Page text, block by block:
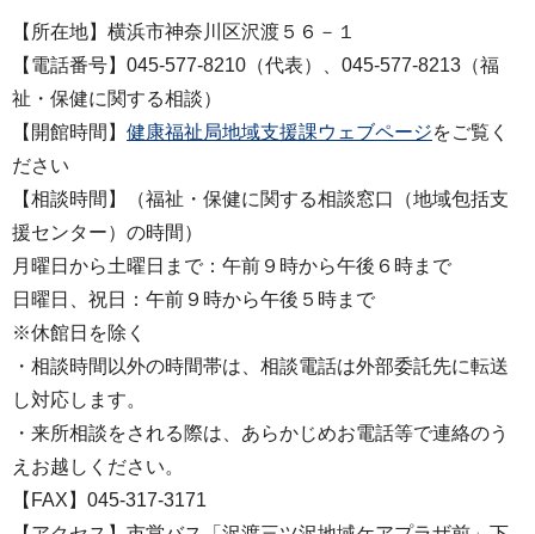
【所在地】横浜市神奈川区沢渡５６－１
【電話番号】045-577-8210（代表）、045-577-8213（福
祉・保健に関する相談）
【開館時間】 健康福祉局地域支援課ウェブページをご覧く
ださい
【相談時間】（福祉・保健に関する相談窓口（地域包括支
援センター）の時間）
月曜日から土曜日まで：午前９時から午後６時まで
日曜日、祝日：午前９時から午後５時まで
※休館日を除く
・相談時間以外の時間帯は、相談電話は外部委託先に転送
し対応します。
・来所相談をされる際は、あらかじめお電話等で連絡のう
えお越しください。
【FAX】045-317-3171